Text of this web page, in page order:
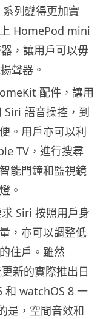
列變得更加實
HomePod mini
，讓用戶可以毋
聲器。
配件，讓用
語音操控，到
。用戶亦可以利
TV，進行搜尋
能門鐘和監視鏡
。
Siri 按照用戶身
，亦可以調整低
住戶。雖然
新的實際推出日
和 watchOS 8 一
是，空間音效和